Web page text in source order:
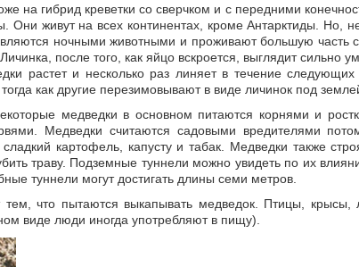
на гибрид креветки со сверчком и с передними
Они живут на всех континентах, кроме Антарктиды. Но,
ночными животными и проживают большую часть
после того, как яйцо вскроется, выглядит сильно
растет и несколько раз линяет в течение следующих
как другие перезимовывают в виде личинок под
медведки в основном питаются корнями и
Медведки считаются садовыми вредителями
картофель, капусту и табак. Медведки также
траву. Подземные туннели можно увидеть по их
туннели могут достигать длины семи метров.
что пытаются выкапывать медведок. Птицы, крысы,
виде люди иногда употребляют в пищу).